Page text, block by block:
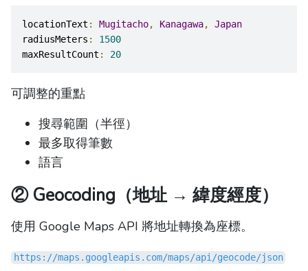
locationText : Mugitacho, Kanagawa,
Japan
radiusMeters :
1500
maxResultCount : 20
可調整的重點
搜尋範圍（半徑）
最多取得筆數
語言
② Geocoding（地址 → 緯度經度）
使用 Google Maps API 將地址轉換為座標。
https://maps.googleapis.com/maps/api/geocode/json